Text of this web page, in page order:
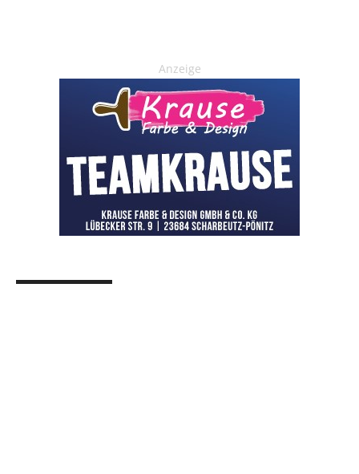
Anzeige